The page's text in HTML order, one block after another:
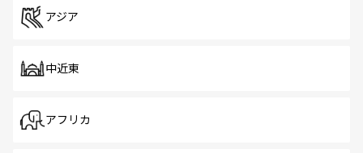
アジア
中近東
アフリカ